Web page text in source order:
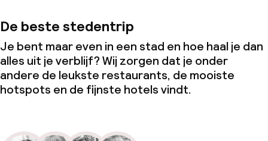
De beste stedentrip
Je bent maar even in een stad en hoe haal je dan
alles uit je verblijf? Wij zorgen dat je onder
andere de leukste restaurants, de mooiste
hotspots en de fijnste hotels vindt.